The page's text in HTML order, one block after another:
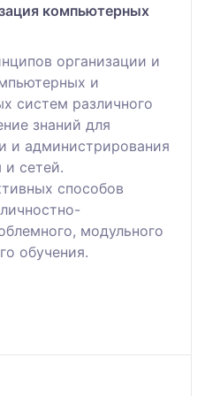
компьютерных
организации и
и
систем различного
знаний для
и администрирования
сетей.
способов
модульного
обучения.